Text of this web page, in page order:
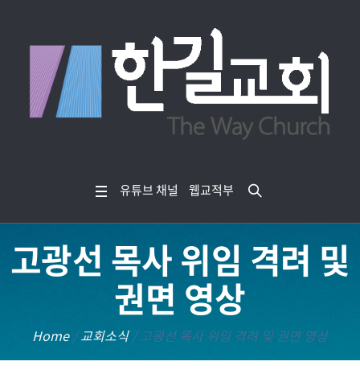
유튜브 채널 웹교적부
고광선 목사 위임 격려 및
권면 영상
Home /교회소식 /고광선 목사 위임 격려 및 권면 영상